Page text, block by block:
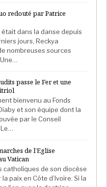
redouté par Patrice
dans la danse depuis
jours, Reckya
nombreuses sources
passe le Fer et une
bienvenu au Fonds
et son équipe dont la
par le Conseil
Le…
de l’Eglise
Vatican
catholiques de son diocèse
paix en Côte d’Ivoire. Si la